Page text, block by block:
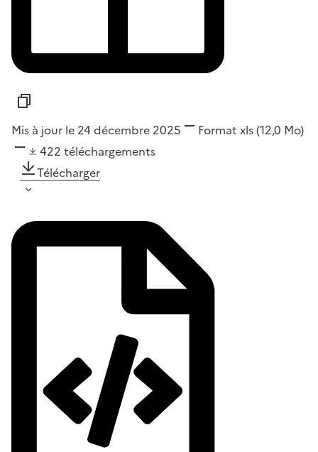
Mis à jour le 24 décembre 2025 Format xls(12,0 Mo)
422 téléchargements
Télécharger